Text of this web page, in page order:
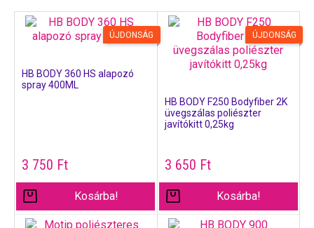
ÚJDONSÁG
HB BODY 360 HS alapozó
spray 400ML
3 750 Ft
Kosárba!
ÚJDONSÁG
HB BODY F250 Bodyfiber 2K
üvegszálas poliészter
javítókitt 0,25kg
3 650 Ft
Kosárba!